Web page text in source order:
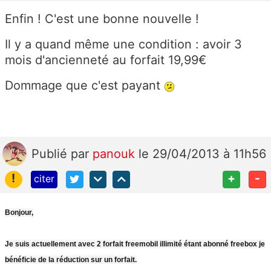
Enfin ! C'est une bonne nouvelle !
Il y a quand même une condition : avoir 3
mois d'ancienneté au forfait 19,99€
Dommage que c'est payant
Publié par panouk le 29/04/2013 à 11h56
!
citer + -
Bonjour,
Je suis actuellement avec 2 forfait freemobil illimité étant abonné freebox je
bénéficie de la réduction sur un forfait.